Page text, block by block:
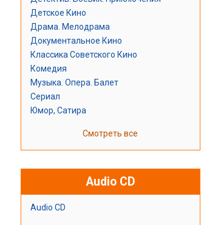
Детское Кино
Драма. Мелодрама
Документальное Кино
Классика Советского Кино
Комедия
Музыка. Опера. Балет
Сериал
Юмор, Сатира
Смотреть все
Audio CD
Audio CD